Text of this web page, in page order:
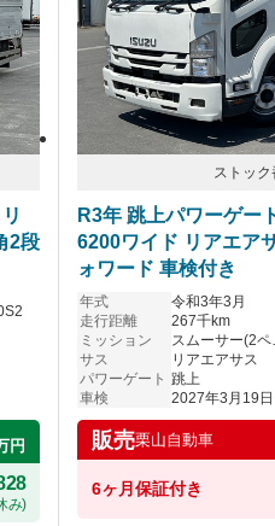
2段
円
み)
ストッ
R3年 跳上パワーゲー
6200ワイド リアエア
ォワード 車検付き
年式
令和3年3月
走行距離
267千km
ミッション
ス
サス
リアエアサス
パワーゲート 跳上
車検
2027年3月19日
販売栗山自動車
6ヶ月保証付き